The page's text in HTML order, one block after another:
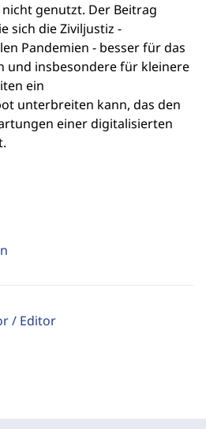
/ Editor
genutzt. Der Beitrag
sich die Ziviljustiz -
Pandemien - besser für das
und insbesondere für kleinere
ein
unterbreiten kann, das den
einer digitalisierten